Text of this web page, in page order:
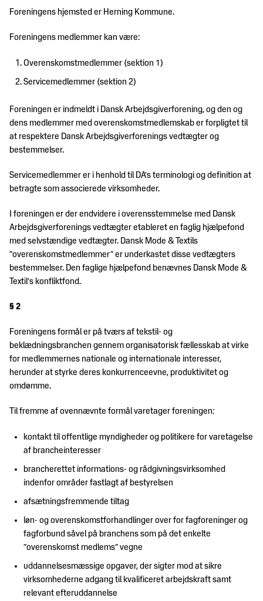
Internationalt
netværk
Mærkning
standarder
Told
Trends
&
Udvidet
producentansvar
medlemmer
rådgivning
Vedtægter
for fuldt
medlemskab
servicemedlemskab
DM&T's
bestyrelse
medarbejdere
samfundsøkonomien
DM&T's forpligtelse
til ansvarlig
virksomhedsadfærd
DM&T's
historie
Brancheerklæringer
politiske
prioriteter
Jobbørs
Kontakt
DM&T
Sport
Foreningens hjemsted er Herning Kommune.
Foreningens medlemmer kan være:
Overenskomstmedlemmer (sektion 1)
Servicemedlemmer (sektion 2)
Foreningen er indmeldt i Dansk Arbejdsgiverforening, og den og
dens medlemmer med overenskomstmedlemskab er forpligtet til
at respektere Dansk Arbejdsgiverforenings vedtægter og
bestemmelser.
Servicemedlemmer er i henhold til DA’s terminologi og definition at
betragte som associerede virksomheder.
I foreningen er der endvidere i overensstemmelse med Dansk
Arbejdsgiverforenings vedtægter etableret en faglig hjælpefond
med selvstændige vedtægter. Dansk Mode & Textils
”overenskomstmedlemmer” er underkastet disse vedtægters
bestemmelser. Den faglige hjælpefond benævnes Dansk Mode &
Textil’s konfliktfond.
§ 2
Foreningens formål er på tværs af tekstil- og
beklædningsbranchen gennem organisatorisk fællesskab at virke
for medlemmernes nationale og internationale interesser,
herunder at styrke deres konkurrenceevne, produktivitet og
omdømme.
Til fremme af ovennævnte formål varetager foreningen:
kontakt til offentlige myndigheder og politikere for varetagelse
af brancheinteresser
brancherettet informations- og rådgivningsvirksomhed
indenfor områder fastlagt af bestyrelsen
afsætningsfremmende tiltag
løn- og overenskomstforhandlinger over for fagforeninger og
fagforbund såvel på branchens som på det enkelte
”overenskomst medlems” vegne
uddannelsesmæssige opgaver, der sigter mod at sikre
virksomhederne adgang til kvalificeret arbejdskraft samt
relevant efteruddannelse